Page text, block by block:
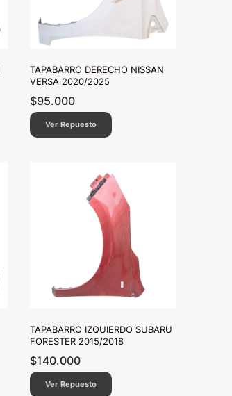
TAPABARRO DERECHO NISSAN
VERSA 2020/2025
$95.000
Ver Repuesto
TAPABARRO IZQUIERDO SUBARU
FORESTER 2015/2018
$140.000
Ver Repuesto